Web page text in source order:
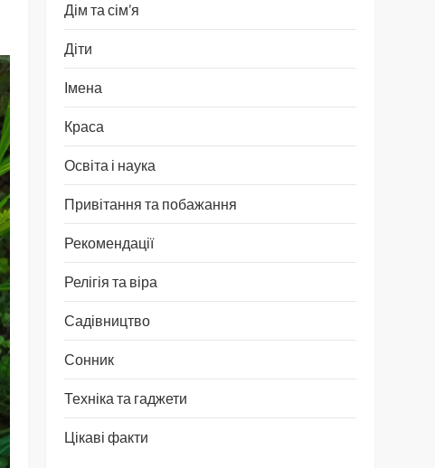
Дім та сім’я
Діти
Імена
Краса
Освіта і наука
Привітання та побажання
Рекомендації
Релігія та віра
Садівництво
Сонник
Техніка та гаджети
Цікаві факти